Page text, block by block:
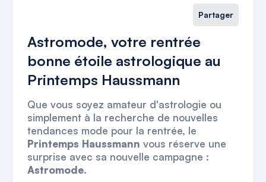
Partager
Astromode, votre rentrée
bonne étoile astrologique au
Printemps Haussmann
Que vous soyez amateur d'astrologie ou
simplement à la recherche de nouvelles
tendances mode pour la rentrée, le
Printemps Haussmann vous réserve une
surprise avec sa nouvelle campagne :
Astromode.